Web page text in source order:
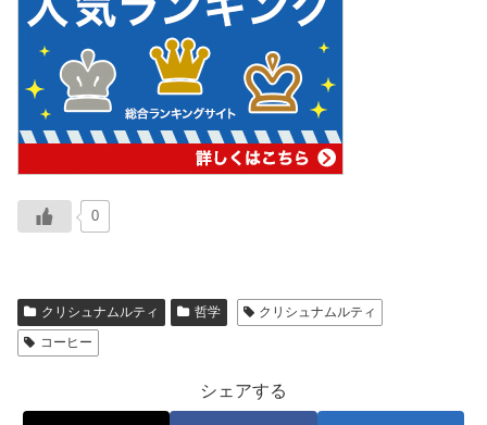
0
クリシュナムルティ 哲学
クリシュナムルティ
コーヒー
シェアする